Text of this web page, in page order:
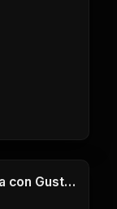
1 Clases
Nuestro material estético | Charla con Gustavo Pomar